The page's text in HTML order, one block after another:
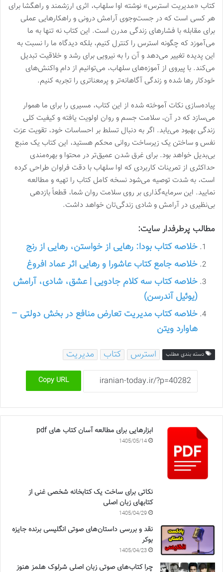
کتاب «مدیریت استرس» نوشته اوا سلهاب، اثری ارزشمند و راهگشا برای
هر کسی است که در جست‌وجوی آرامش درونی و راهکارهایی عملی
برای مقابله با فشارهای زندگی مدرن است. این کتاب نه تنها به ما
می‌آموزد که چگونه استرس را کنترل کنیم، بلکه دیدگاه ما را نسبت به
این پدیده تغییر می‌دهد و آن را به نیرویی برای رشد و خلاقیت تبدیل
می‌کند. با پیروی از آموزه‌های سلهاب، می‌توانیم از دام واکنش‌های
خودکار رها شده و زندگی آگاهانه‌تر و پرمعناتری را تجربه کنیم.
پیاده‌سازی نکات آموخته شده از این کتاب، مسیری را برای ما هموار
می‌سازد که در آن، سلامت جسم و روان اولویت یافته و کیفیت کلی
زندگی بهبود می‌یابد. اگر به دنبال تسلط بر احساسات خود، تقویت عزت
نفس و ساختن یک زیرساخت روانی محکم هستید، این کتاب یک منبع
بی‌بدیل خواهد بود. برای غرق شدن عمیق‌تر در محتوا و بهره‌مندی
حداکثری از تمرینات کاربردی که اوا سلهاب با دقت فراوان طراحی کرده
است، به شدت توصیه می‌شود نسخه کامل کتاب را تهیه و مطالعه
نمایید. این سرمایه‌گذاری بر روی سلامت روان شما، قطعاً بازدهی
بی‌نظیری در آرامش و شادی زندگی‌تان خواهد داشت.
مطالب پرطرفدار سایت:
خلاصه کتاب بودا: رهایی از خواستن، رهایی از رنج
خلاصه جامع کتاب عاشورا و رهایی اثر عماد افروغ
خلاصه کتاب سه کلام جادویی | عشق، شادی، آرامش
(یوئیل آندرسن)
خلاصه کتاب مدیریت تعارض منافع در بخش دولتی –
هاوارد ویتن
دسته بندی مطلب استرس کتاب مدیریت
Copy URL
ابزارهایی برای مطالعه آسان کتاب های pdf
1405/05/14
نکاتی برای ساخت یک کتابخانه شخصی غنی از
کتابهای زبان اصلی
1405/04/29
نقد و بررسی داستان‌های صوتی انگلیسی برنده جایزه
بوکر
1405/04/23
چرا کتاب‌های صوتی زبان اصلی شرلوک هلمز هنوز